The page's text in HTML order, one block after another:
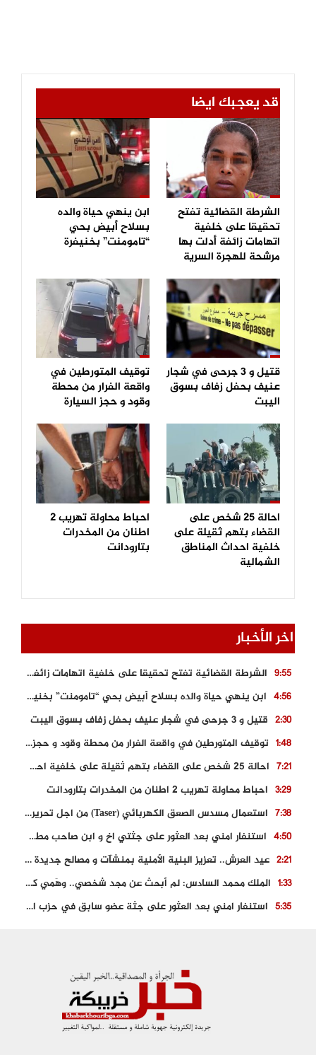
قد يعجبك ايضا
الشرطة القضائية تفتح
تحقيقا على خلفية
اتهامات زائفة أدلت بها
مرشحة للهجرة السرية
ابن ينهي حياة والده
بسلاح أبيض بحي
“تامومنت” بخنيفرة
قتيل و 3 جرحى في شجار
عنيف بحفل زفاف بسوق
اليبت
توقيف المتورطين في
واقعة الفرار من محطة
وقود و حجز السيارة
احالة 25 شخص على
القضاء بتهم ثقيلة على
خلفية احداث المناطق
الشمالية
احباط محاولة تهريب 2
اطنان من المخدرات
بتارودانت
اخر الأخبار
9:55
الشرطة القضائية تفتح تحقيقا على خلفية اتهامات زائفة أدلت بها مرشحة للهجرة السرية
4:56
ابن ينهي حياة والده بسلاح أبيض بحي “تامومنت” بخنيفرة
2:30 قتيل و 3 جرحى في شجار عنيف بحفل زفاف بسوق اليبت
1:48
توقيف المتورطين في واقعة الفرار من محطة وقود و حجز السيارة
7:21
احالة 25 شخص على القضاء بتهم ثقيلة على خلفية احداث المناطق الشمالية
3:29 احباط محاولة تهريب 2 اطنان من المخدرات بتارودانت
7:38
استعمال مسدس الصعق الكهربائي (Taser) من اجل تحرير شابة محتجزة
4:50
استنفار امني بعد العثور على جثتي اخ و ابن صاحب مطعم اسماك مشهور بطنجة
2:21
عيد العرش.. تعزيز البنية الأمنية بمنشآت و مصالح جديدة بكل من الحسيمة – فاس و الناظور
1:33
الملك محمد السادس: لم أبحث عن مجد شخصي.. وهَمي كرامة المغاربة
5:35
استنفار امني بعد العثور على جثة عضو سابق في حزب المصباح بالقنيطرة..
العثور على سبعينية جثة هامدة بمقر سكناها بمراكش